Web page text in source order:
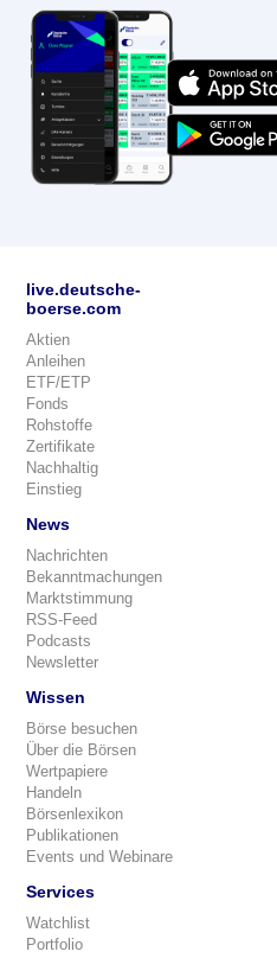
live.deutsche-
boerse.com
Aktien
Anleihen
ETF/ETP
Fonds
Rohstoffe
Zertifikate
Nachhaltig
Einstieg
News
Nachrichten
Bekanntmachungen
Marktstimmung
RSS-Feed
Podcasts
Newsletter
Wissen
Börse besuchen
Über die Börsen
Wertpapiere
Handeln
Börsenlexikon
Publikationen
Events und Webinare
Services
Watchlist
Portfolio